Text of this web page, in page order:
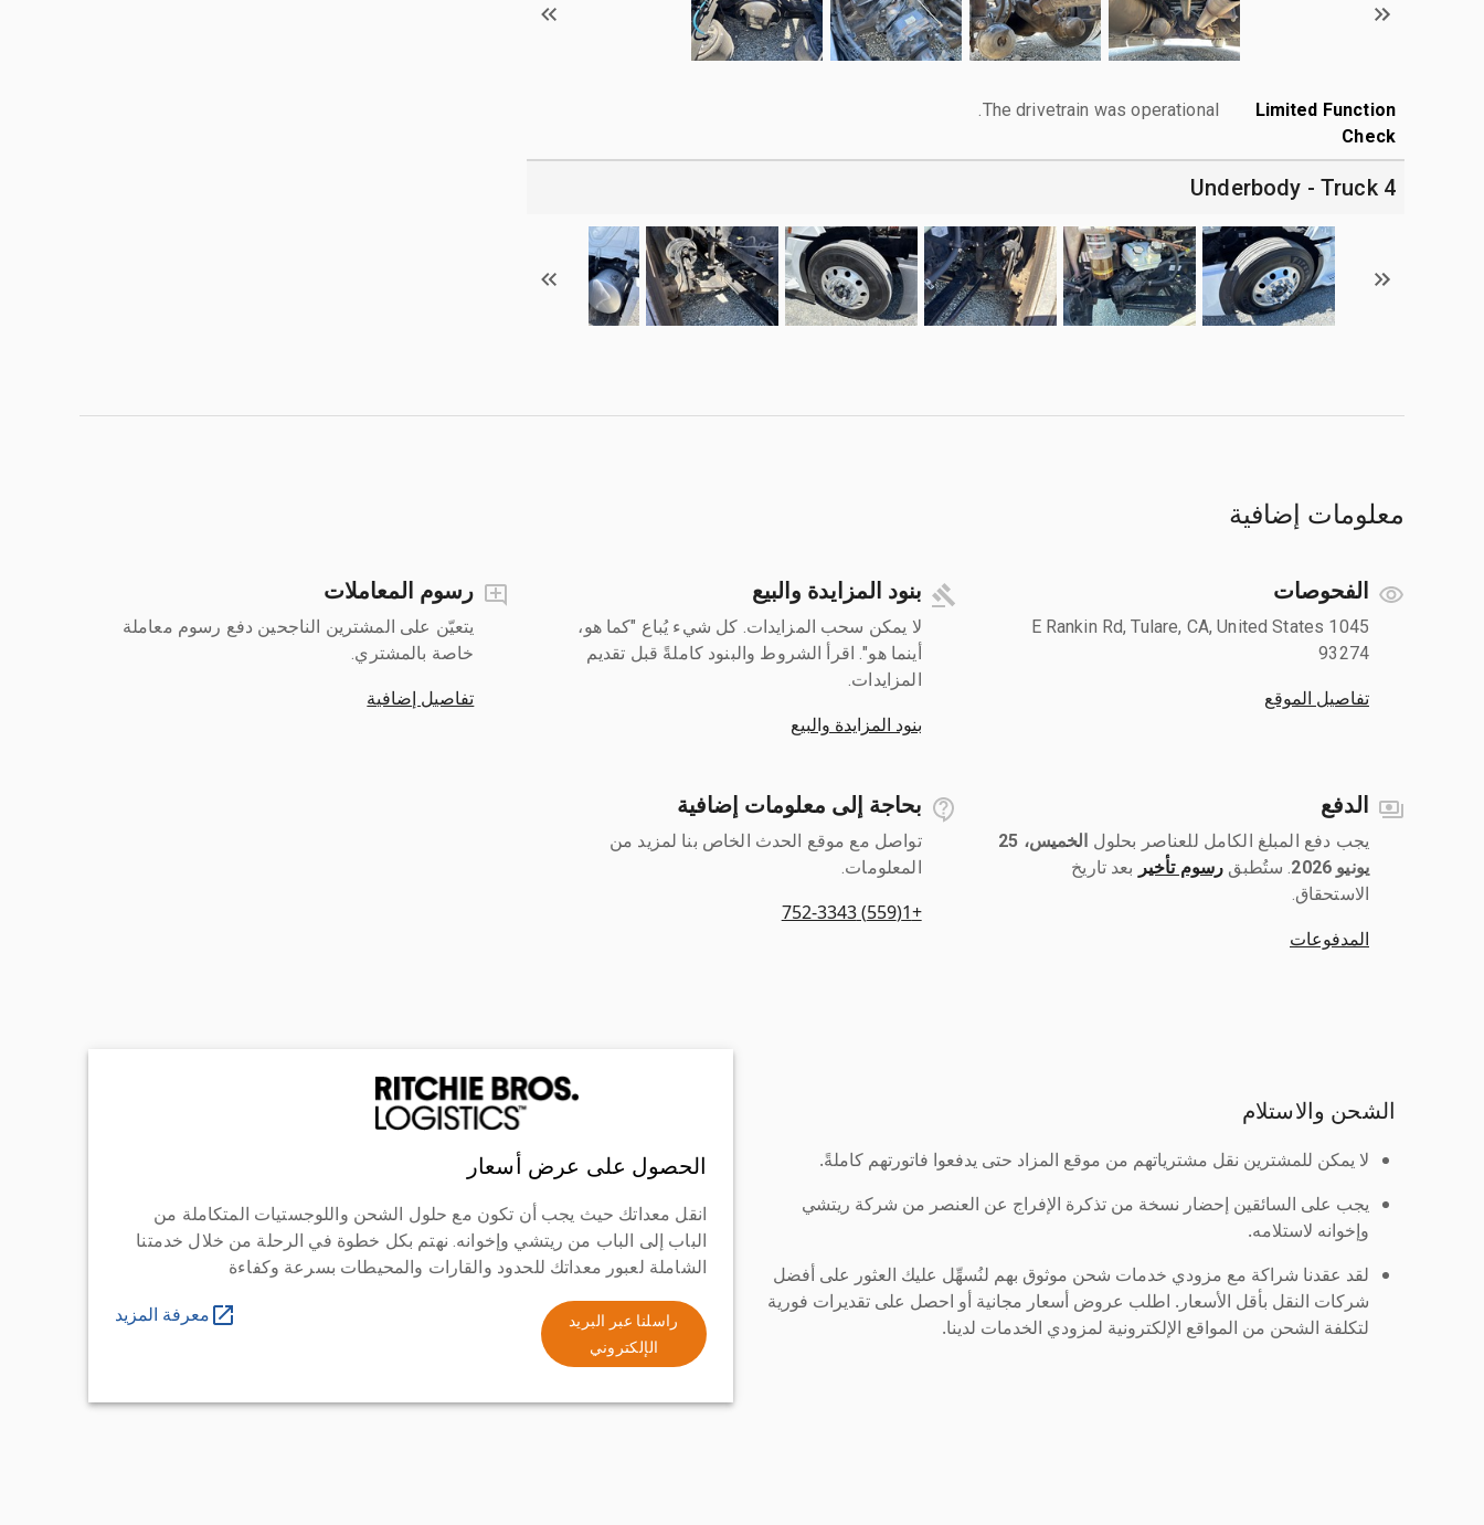
Limited Function
Check
The drivetrain was operational.
4 Underbody - Truck
معلومات إضافية
الفحوصات
1045 E Rankin Rd, Tulare, CA, United States
93274
تفاصيل الموقع
بنود المزايدة والبيع
لا يمكن سحب المزايدات. كل شيء يُباع "كما هو،
أينما هو". اقرأ الشروط والبنود كاملةً قبل تقديم
المزايدات.
بنود المزايدة والبيع
رسوم المعاملات
يتعيّن على المشترين الناجحين دفع رسوم معاملة
خاصة بالمشتري.
تفاصيل إضافية
الدفع
يجب دفع المبلغ الكامل للعناصر بحلول ‎
الخميس، 25
يونيو 2026
رسوم تأخير بعد تاريخ
الاستحقاق.
المدفوعات
بحاجة إلى معلومات إضافية
تواصل مع موقع الحدث الخاص بنا لمزيد من
المعلومات.
+1(559) 752-3343
الشحن والاستلام
لا يمكن للمشترين نقل مشترياتهم من موقع المزاد حتى يدفعوا فاتورتهم كاملةً.
يجب على السائقين إحضار نسخة من تذكرة الإفراج عن العنصر من شركة ريتشي
وإخوانه لاستلامه.
لقد عقدنا شراكة مع مزودي خدمات شحن موثوق بهم لنُسهِّل عليك العثور على أفضل
شركات النقل بأقل الأسعار. اطلب عروض أسعار مجانية أو احصل على تقديرات فورية
لتكلفة الشحن من المواقع الإلكترونية لمزودي الخدمات لدينا.
الحصول على عرض أسعار
انقل معداتك حيث يجب أن تكون مع حلول الشحن واللوجستيات المتكاملة من
الباب إلى الباب من ريتشي وإخوانه. نهتم بكل خطوة في الرحلة من خلال خدمتنا
الشاملة لعبور معداتك للحدود والقارات والمحيطات بسرعة وكفاءة
راسلنا عبر البريد
الإلكتروني
معرفة المزيد